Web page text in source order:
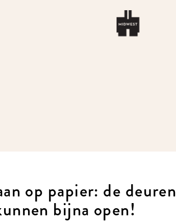
op papier: de deuren
bijna open!